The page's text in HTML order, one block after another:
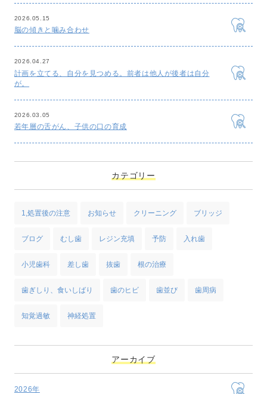
2026.05.15
脳の傾きと噛み合わせ
2026.04.27
計画を立てる、自分を見つめる。前者は他人が後者は自分
が。
2026.03.05
若年層の舌がん、子供の口の育成
カテゴリー
1,処置後の注意 お知らせ クリーニング ブリッジ
ブログ むし歯 レジン充填 予防 入れ歯
小児歯科 差し歯 抜歯 根の治療
歯ぎしり、食いしばり 歯のヒビ 歯並び 歯周病
知覚過敏 神経処置
アーカイブ
2026年